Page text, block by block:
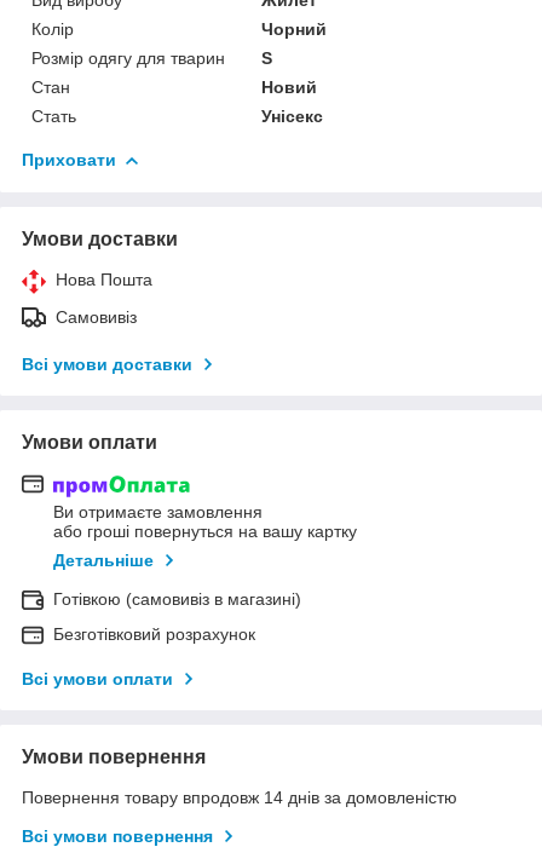
Колір
Чорний
Розмір одягу для тварин
S
Стан
Новий
Стать
Унісекс
Приховати
Умови доставки
Нова Пошта
Самовивіз
Всі умови доставки
Умови оплати
Ви отримаєте замовлення
або гроші повернуться на вашу картку
Детальніше
Готівкою (самовивіз в магазині)
Безготівковий розрахунок
Всі умови оплати
Умови повернення
Повернення товару впродовж 14 днів за домовленістю
Всі умови повернення